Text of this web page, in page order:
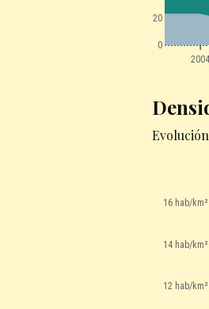
2004
0
20
12 hab/km²
14 hab/km²
16 hab/km²